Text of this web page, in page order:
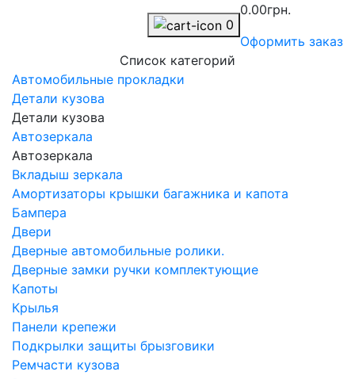
0
0.00грн.
Оформить заказ
Список категорий
Автомобильные прокладки
Детали кузова
Детали кузова
Автозеркала
Автозеркала
Вкладыш зеркала
Амортизаторы крышки багажника и капота
Бампера
Двери
Дверные автомобильные ролики.
Дверные замки ручки комплектующие
Капоты
Крылья
Панели крепежи
Подкрылки защиты брызговики
Ремчасти кузова